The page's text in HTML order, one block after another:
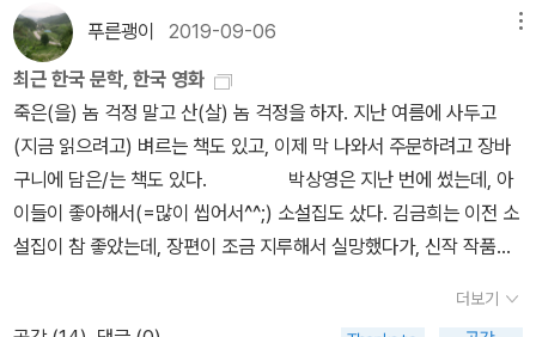
는지에 대해서 말해주고 이야기해볼 수 있는 멋진 책이 아닐까 싶어
요아직은 발표할 기회가 없고, 발표할 일이 없는 시기이지만, 앞으로
그런 시기가 오면 30년 후의 링링처럼 긍정적이고 조금은 실수를 해
도 즐길 줄 아는 아이가 되길 바라는 마음이 들기도 했답니다.아이와
함께 다양한 이야기거리를 만들어 주고 이야기 하게 해주는 책 아주
무서운 날사실 치과 가는 것보다 더 무서운게 발표날이 아날까 싶어
요아직은 체험해보지 못해서 뭣도 모르고 그저 정말 이래...? 라고 한
답니다. 가까운 미래의 발표란 것을 한번은 하게 될 아이에게 정말 재
도움이 되길 원한 만큼책을 읽으며 자신감을 충전했으면 하는 마음으
로 주었어요. 진이는 제목을 읽자마자 '엄마 이거 무서운 책이야?' 이
러더라구요 ㅋ어떤 이야기 인지 한번 봐보장^^ 재미있는 묘사들이 진
이의 마음에 쏘옥 드나봐요연신 '이것 봐봐 땅이 갈라졌어~''이것 봐
봐 눈이 엄청 많어'하면서 진이 나름대로 생각하고 재미 있어 하더라
구요^^ 링링의 우스꽝 스러운 발표모습을 보고는 빵~ 터졌어요 ㅎㅎ
발표는 결코 두려운 것이 아니며틀린답은 없다고.. 남들과는 다른 이
했네요^^ 진이도 알겠다고 대답은 했는데잘 하고 있겠지요? ^^; 유머
푸른괭이 2019-09-06
최근 한국 문학, 한국 영화
죽은(을) 놈 걱정 말고 산(살) 놈 걱정을 하자. 지난 여름에 사두고
(지금 읽으려고) 벼르는 책도 있고, 이제 막 나와서 주문하려고 장바
구니에 담은/는 책도 있다. 박상영은 지난 번에 썼는데, 아
이들이 좋아해서(=많이 씹어서^^;) 소설집도 샀다. 김금희는 이전 소
설집이 참 좋았는데, 장편이 조금 지루해서 실망했다가, 신작 작품집
을 받은 윤성희 장편(혹은 다른 소설). 그 다음 <새의 선물>의 작가가
더보기